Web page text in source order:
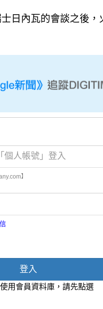
日內瓦的會談之後
】
登入
用會員資料庫，請先點選